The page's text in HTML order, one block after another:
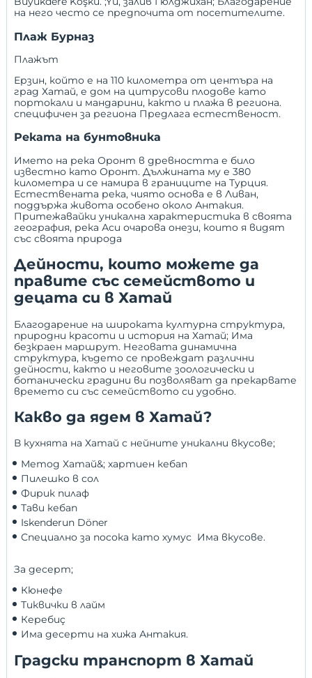
на него често се предпочита от посетителите.
Плаж Бурназ
Плажът
Ерзин, който е на 110 километра от центъра на
град Хатай, е дом на цитрусови плодове като
портокали и мандарини, както и плажа в региона.
специфичен за региона Предлага естественост.
Реката на бунтовника
Името на река Оронт в древността е било
известно като Оронт. Дължината му е 380
километра и се намира в границите на Турция.
Естествената река, чиято основа е в Ливан,
поддържа живота особено около Антакия.
Притежавайки уникална характеристика в своята
география, река Аси очарова онези, които я видят
със своята природа
Дейности, които можете да
правите със семейството и
децата си в Хатай
Благодарение на широката културна структура,
природни красоти и история на Хатай; Има
безкраен маршрут. Неговата динамична
структура, където се провеждат различни
дейности, както и неговите зоологически и
ботанически градини ви позволяват да прекарвате
времето си със семейството си удобно.
Какво да ядем в Хатай?
В кухнята на Хатай с нейните уникални вкусове;
Метод Хатай&; хартиен кебап
Пилешко в сол
Фирик пилаф
Тави кебап
Iskenderun Döner
Специално за посока като хумус  Има вкусове.
За десерт;
Кюнефе
Тиквички в лайм
Керебиç
Има десерти на хижа Антакия.
Градски транспорт в Хатай